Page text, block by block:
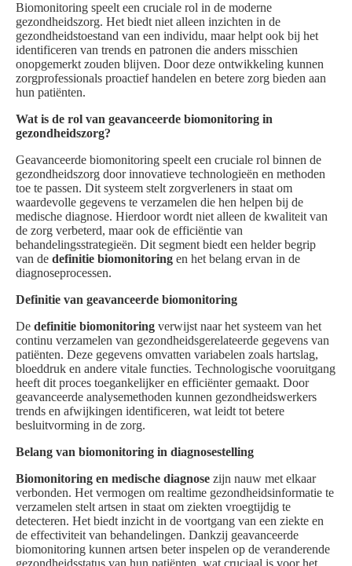
Biomonitoring speelt een cruciale rol in de moderne
gezondheidszorg. Het biedt niet alleen inzichten in de
gezondheidstoestand van een individu, maar helpt ook bij het
identificeren van trends en patronen die anders misschien
onopgemerkt zouden blijven. Door deze ontwikkeling kunnen
zorgprofessionals proactief handelen en betere zorg bieden aan
hun patiënten.
Wat is de rol van geavanceerde biomonitoring in
gezondheidszorg?
Geavanceerde biomonitoring speelt een cruciale rol binnen de
gezondheidszorg door innovatieve technologieën en methoden
toe te passen. Dit systeem stelt zorgverleners in staat om
waardevolle gegevens te verzamelen die hen helpen bij de
medische diagnose. Hierdoor wordt niet alleen de kwaliteit van
de zorg verbeterd, maar ook de efficiëntie van
behandelingsstrategieën. Dit segment biedt een helder begrip
van de definitie biomonitoring en het belang ervan in de
diagnoseprocessen.
Definitie van geavanceerde biomonitoring
De definitie biomonitoring verwijst naar het systeem van het
continu verzamelen van gezondheidsgerelateerde gegevens van
patiënten. Deze gegevens omvatten variabelen zoals hartslag,
bloeddruk en andere vitale functies. Technologische vooruitgang
heeft dit proces toegankelijker en efficiënter gemaakt. Door
geavanceerde analysemethoden kunnen gezondheidswerkers
trends en afwijkingen identificeren, wat leidt tot betere
besluitvorming in de zorg.
Belang van biomonitoring in diagnosestelling
Biomonitoring en medische diagnose zijn nauw met elkaar
verbonden. Het vermogen om realtime gezondheidsinformatie te
verzamelen stelt artsen in staat om ziekten vroegtijdig te
detecteren. Het biedt inzicht in de voortgang van een ziekte en
de effectiviteit van behandelingen. Dankzij geavanceerde
biomonitoring kunnen artsen beter inspelen op de veranderende